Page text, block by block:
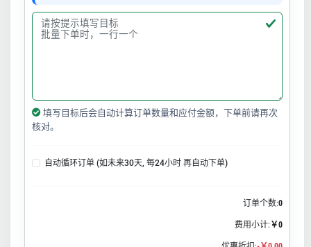
填写目标后会自动计算订单数量和应付金额，下单前请再次
核对。
自动循环订单 (如未来30天, 每24小时 再自动下单)
订单个数:0
费用小计: ￥0